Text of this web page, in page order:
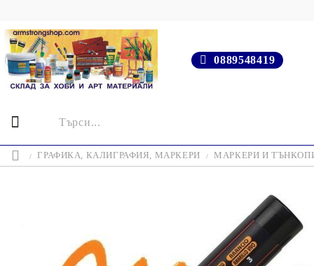
0889548419
ГРАФИКА, КАЛИГРАФИЯ, МАРКЕРИ МАРКЕРИ И